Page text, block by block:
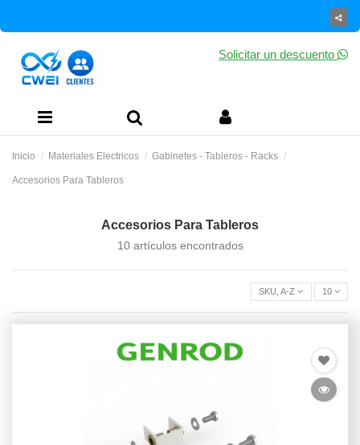
Solicitar un descuento
Inicio Materiales Electricos Gabinetes - Tableros - Racks
Accesorios Para Tableros
Accesorios Para Tableros
10 artículos encontrados
SKU, A-Z